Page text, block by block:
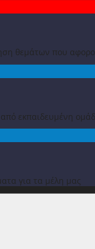
θεμάτων που
εκπαιδευμένη
για τα μέλη μας